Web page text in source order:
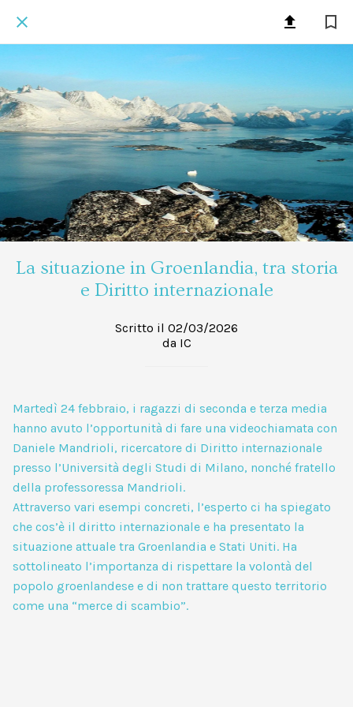
La situazione in Groenlandia, tra storia
e Diritto internazionale
Scritto il 02/03/2026
da IC
Martedì 24 febbraio, i ragazzi di seconda e terza media
hanno avuto l’opportunità di fare una videochiamata con
Daniele Mandrioli, ricercatore di Diritto internazionale
presso l’Università degli Studi di Milano, nonché fratello
della professoressa Mandrioli.
Attraverso vari esempi concreti, l’esperto ci ha spiegato
che cos’è il diritto internazionale e ha presentato la
situazione attuale tra Groenlandia e Stati Uniti. Ha
sottolineato l’importanza di rispettare la volontà del
popolo groenlandese e di non trattare questo territorio
come una “merce di scambio”.